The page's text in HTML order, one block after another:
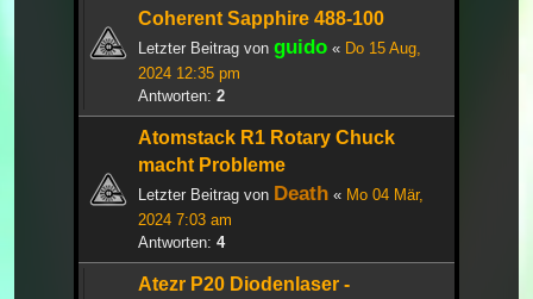
Coherent Sapphire 488-100
Letzter Beitrag von guido « Do 15 Aug,
2024 12:35 pm
Antworten: 2
Atomstack R1 Rotary Chuck
macht Probleme
Letzter Beitrag von Death « Mo 04 Mär,
2024 7:03 am
Antworten: 4
Atezr P20 Diodenlaser -